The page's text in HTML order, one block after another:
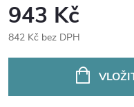
943 Kč
842 Kč bez DPH